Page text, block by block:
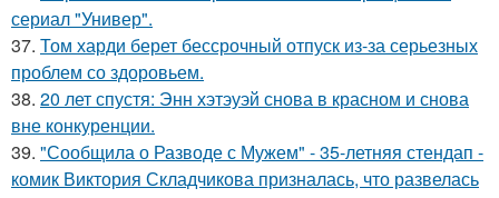
сериал "Универ".
37. Том харди берет бессрочный отпуск из-за серьезных
проблем со здоровьем.
38. 20 лет спустя: Энн хэтэуэй снова в красном и снова
вне конкуренции.
39. "Сообщила о Разводе с Мужем" - 35-летняя стендап -
комик Виктория Складчикова призналась, что развелась